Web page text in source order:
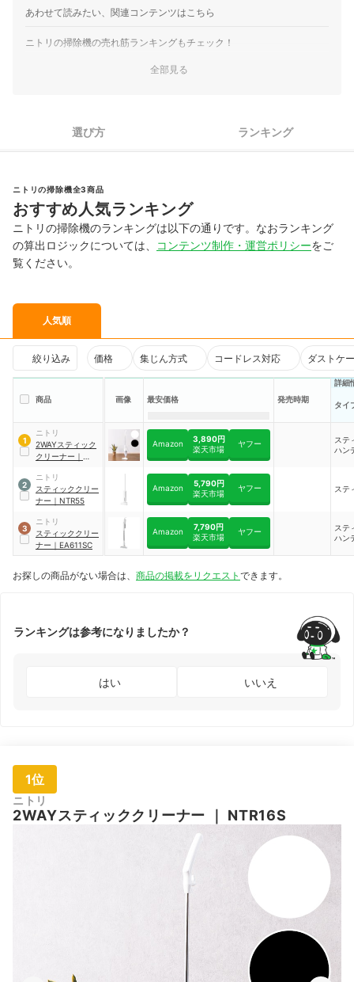
あわせて読みたい、関連コンテンツはこちら
ニトリの掃除機の売れ筋ランキングもチェック！
全部見る
選び方 ランキング
ニトリの掃除機全3商品
おすすめ人気ランキング
ニトリの掃除機のランキングは以下の通りです。なおランキング
の算出ロジックについては、
コンテンツ制作・運営ポリシーをご
覧ください。
人気順
絞り込み 価格 集じん方式 コードレス対応 ダストケ
商品 画像 最安価格 発売時期
詳細
タイ
1
ニトリ
2WAYスティック
クリーナー ｜
Amazon
3,890円
楽天市場
ヤフー
ステ
ハン
2
ニトリ
スティッククリー
ナー ｜ NTR55
Amazon
5,790円
楽天市場
ヤフー ステ
3
ニトリ
スティッククリー
ナー ｜ EA611SC
Amazon
7,790円
楽天市場
ヤフー
ステ
ハン
お探しの商品がない場合は、 商品の掲載をリクエスト できます。
ランキングは参考になりましたか？
はい いいえ
1位
ニトリ
2WAYスティッククリーナー NTR16S